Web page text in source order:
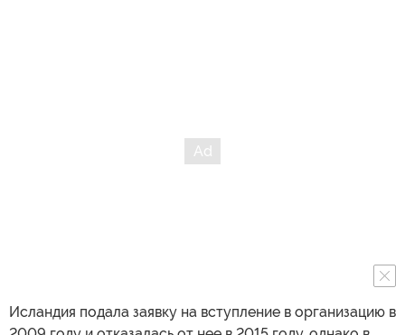
Исландия подала заявку на вступление в организацию в